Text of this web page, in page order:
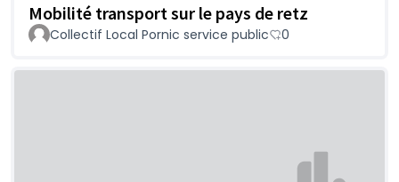
Mobilité transport sur le pays de retz
Collectif Local Pornic service public 0